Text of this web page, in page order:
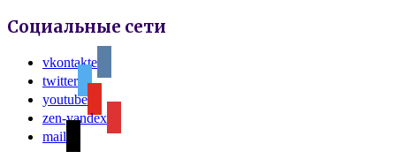
Социальные сети
vkontakte
twitter
youtube
zen-yandex
mail